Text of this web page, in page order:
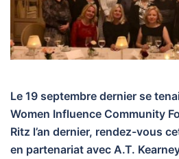
Le 19 septembre dernier se
Women Influence Community
Ritz l’an dernier, rendez-vous
en partenariat avec A.T.